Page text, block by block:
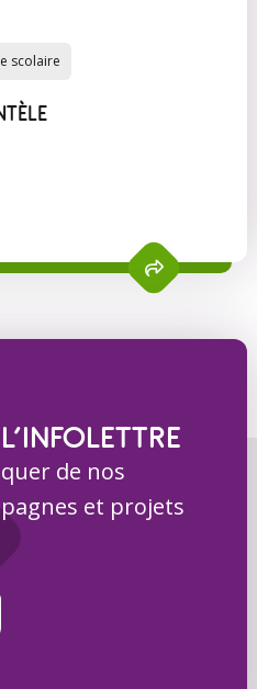
scolaire
de nos
et projets